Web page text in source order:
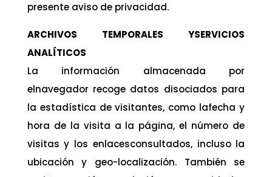
presente aviso de privacidad.
ARCHIVOS TEMPORALES YSERVICIOS
ANALÍTICOS
La información almacenada por
elnavegador recoge datos disociados para
la estadística de visitantes, como lafecha y
hora de la visita a la página, el número de
visitas y los enlacesconsultados, incluso la
ubicación y geo-localización. También se